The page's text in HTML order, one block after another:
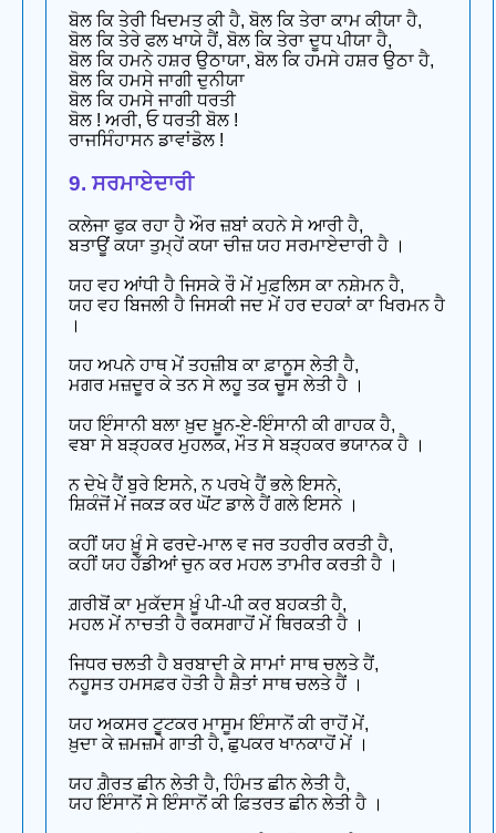
ਬੋਲ ਕਿ ਤੇਰੀ ਖਿਦਮਤ ਕੀ ਹੈ, ਬੋਲ ਕਿ ਤੇਰਾ ਕਾਮ ਕੀਯਾ ਹੈ,
ਬੋਲ ਕਿ ਤੇਰੇ ਫਲ ਖਾਯੇ ਹੈਂ, ਬੋਲ ਕਿ ਤੇਰਾ ਦੂਧ ਪੀਯਾ ਹੈ,
ਬੋਲ ਕਿ ਹਮਨੇ ਹਸ਼ਰ ਉਠਾਯਾ, ਬੋਲ ਕਿ ਹਮਸੇ ਹਸ਼ਰ ਉਠਾ ਹੈ,
ਬੋਲ ਕਿ ਹਮਸੇ ਜਾਗੀ ਦੁਨੀਯਾ
ਬੋਲ ਕਿ ਹਮਸੇ ਜਾਗੀ ਧਰਤੀ
ਬੋਲ ! ਅਰੀ, ਓ ਧਰਤੀ ਬੋਲ !
ਰਾਜਸਿੰਹਾਸਨ ਡਾਵਾਂਡੋਲ !
9. ਸਰਮਾਏਦਾਰੀ
ਕਲੇਜਾ ਫੁਕ ਰਹਾ ਹੈ ਔਰ ਜ਼ਬਾਂ ਕਹਨੇ ਸੇ ਆਰੀ ਹੈ,
ਬਤਾਊਂ ਕਯਾ ਤੁਮ੍ਹੇਂ ਕਯਾ ਚੀਜ਼ ਯਹ ਸਰਮਾਏਦਾਰੀ ਹੈ ।
ਯਹ ਵਹ ਆਂਧੀ ਹੈ ਜਿਸਕੇ ਰੌ ਮੇਂ ਮੁਫ਼ਲਿਸ ਕਾ ਨਸ਼ੇਮਨ ਹੈ,
ਯਹ ਵਹ ਬਿਜਲੀ ਹੈ ਜਿਸਕੀ ਜਦ ਮੇਂ ਹਰ ਦਹਕਾਂ ਕਾ ਖਿਰਮਨ ਹੈ
।
ਯਹ ਅਪਨੇ ਹਾਥ ਮੇਂ ਤਹਜ਼ੀਬ ਕਾ ਫ਼ਾਨੂਸ ਲੇਤੀ ਹੈ,
ਮਗਰ ਮਜ਼ਦੂਰ ਕੇ ਤਨ ਸੇ ਲਹੂ ਤਕ ਚੂਸ ਲੇਤੀ ਹੈ ।
ਯਹ ਇੰਸਾਨੀ ਬਲਾ ਖ਼ੁਦ ਖ਼ੂਨ-ਏ-ਇੰਸਾਨੀ ਕੀ ਗਾਹਕ ਹੈ,
ਵਬਾ ਸੇ ਬੜ੍ਹਕਰ ਮੁਹਲਕ, ਮੌਤ ਸੇ ਬੜ੍ਹਕਰ ਭਯਾਨਕ ਹੈ ।
ਨ ਦੇਖੇ ਹੈਂ ਬੁਰੇ ਇਸਨੇ, ਨ ਪਰਖੇ ਹੈਂ ਭਲੇ ਇਸਨੇ,
ਸ਼ਿਕੰਜੋਂ ਮੇਂ ਜਕੜ ਕਰ ਘੋਂਟ ਡਾਲੇ ਹੈਂ ਗਲੇ ਇਸਨੇ ।
ਕਹੀਂ ਯਹ ਖ਼ੂੰ ਸੇ ਫਰਦੇ-ਮਾਲ ਵ ਜਰ ਤਹਰੀਰ ਕਰਤੀ ਹੈ,
ਕਹੀਂ ਯਹ ਹੱਡੀਆਂ ਚੁਨ ਕਰ ਮਹਲ ਤਾਮੀਰ ਕਰਤੀ ਹੈ ।
ਗ਼ਰੀਬੋਂ ਕਾ ਮੁਕੱਦਸ ਖ਼ੂੰ ਪੀ-ਪੀ ਕਰ ਬਹਕਤੀ ਹੈ,
ਮਹਲ ਮੇਂ ਨਾਚਤੀ ਹੈ ਰਕਸਗਾਹੋਂ ਮੇਂ ਥਿਰਕਤੀ ਹੈ ।
ਜਿਧਰ ਚਲਤੀ ਹੈ ਬਰਬਾਦੀ ਕੇ ਸਾਮਾਂ ਸਾਥ ਚਲਤੇ ਹੈਂ,
ਨਹੂਸਤ ਹਮਸਫ਼ਰ ਹੋਤੀ ਹੈ ਸ਼ੈਤਾਂ ਸਾਥ ਚਲਤੇ ਹੈਂ ।
ਯਹ ਅਕਸਰ ਟੂਟਕਰ ਮਾਸੂਮ ਇੰਸਾਨੋਂ ਕੀ ਰਾਹੋਂ ਮੇਂ,
ਖ਼ੁਦਾ ਕੇ ਜ਼ਮਜ਼ਮੇ ਗਾਤੀ ਹੈ, ਛੁਪਕਰ ਖਾਨਕਾਹੋਂ ਮੇਂ ।
ਯਹ ਗ਼ੈਰਤ ਛੀਨ ਲੇਤੀ ਹੈ, ਹਿੰਮਤ ਛੀਨ ਲੇਤੀ ਹੈ,
ਯਹ ਇੰਸਾਨੋਂ ਸੇ ਇੰਸਾਨੋਂ ਕੀ ਫ਼ਿਤਰਤ ਛੀਨ ਲੇਤੀ ਹੈ ।